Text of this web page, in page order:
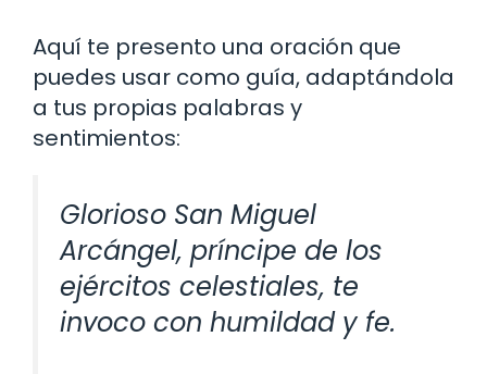
Aquí te presento una oración que
puedes usar como guía, adaptándola
a tus propias palabras y
sentimientos:
Glorioso San Miguel
Arcángel, príncipe de los
ejércitos celestiales, te
invoco con humildad y fe.